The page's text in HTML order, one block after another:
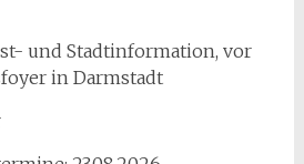
und Stadtinformation, vor
in Darmstadt